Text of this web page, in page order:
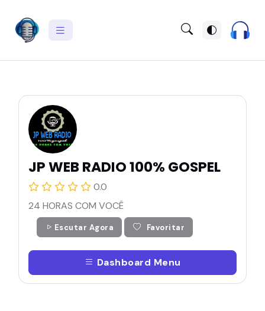
JP WEB RADIO 100% GOSPEL
0.0
24 HORAS COM VOCÊ
Escutar Agora Favoritar
Dashboard Menu